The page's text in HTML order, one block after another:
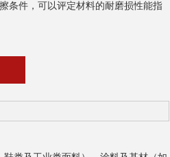
条件，可以评定材料的耐磨损性能指